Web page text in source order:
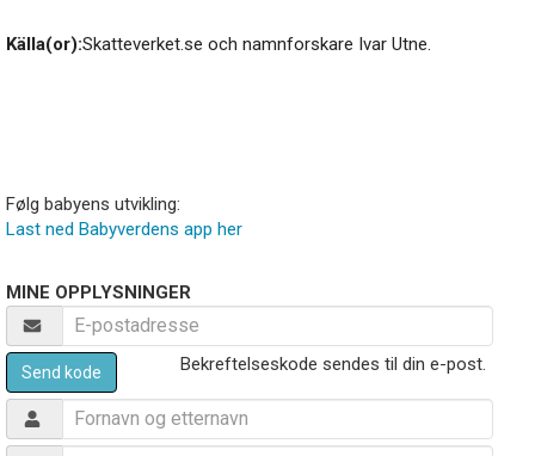
Källa(or):Skatteverket.se och namnforskare Ivar Utne.
Følg babyens utvikling:
Last ned Babyverdens app her
MINE OPPLYSNINGER
Send kode Bekreftelseskode sendes til din e-post.